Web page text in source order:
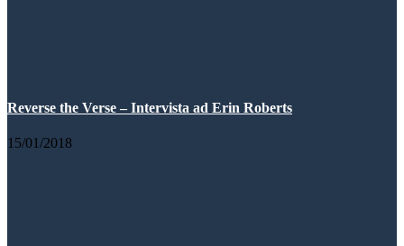
Reverse the Verse – Intervista ad Erin Roberts
15/01/2018